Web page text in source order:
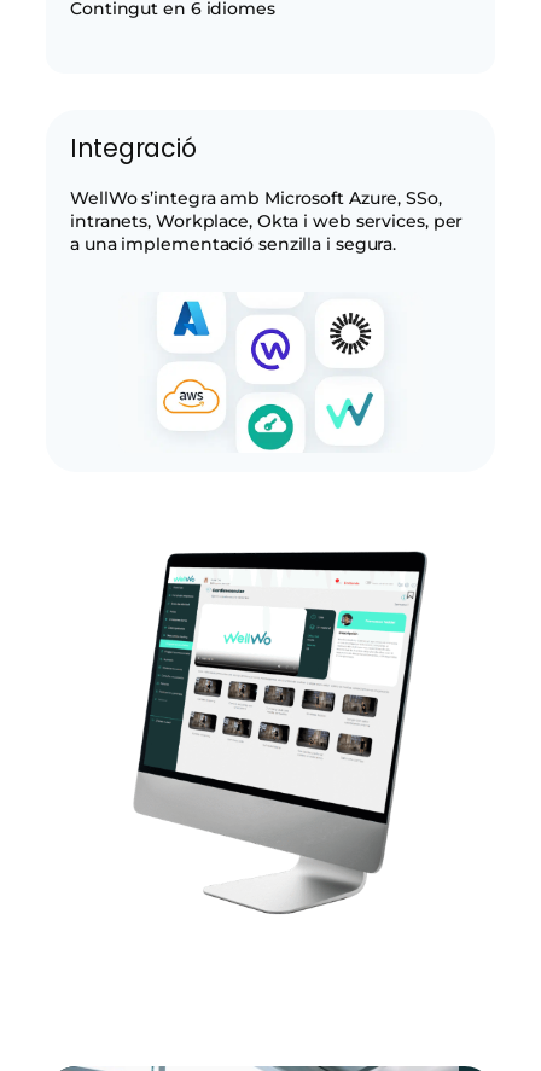
Contingut en 6 idiomes
Integració
WellWo s’integra amb Microsoft Azure, SSo,
intranets, Workplace, Okta i web services, per
a una implementació senzilla i segura.